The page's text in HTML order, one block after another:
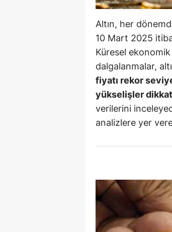
Altın, her
10 Mart 2025
Küresel
dalgalanmalar,
fiyatı rekor
yükselişler
verilerini
analizlere yer